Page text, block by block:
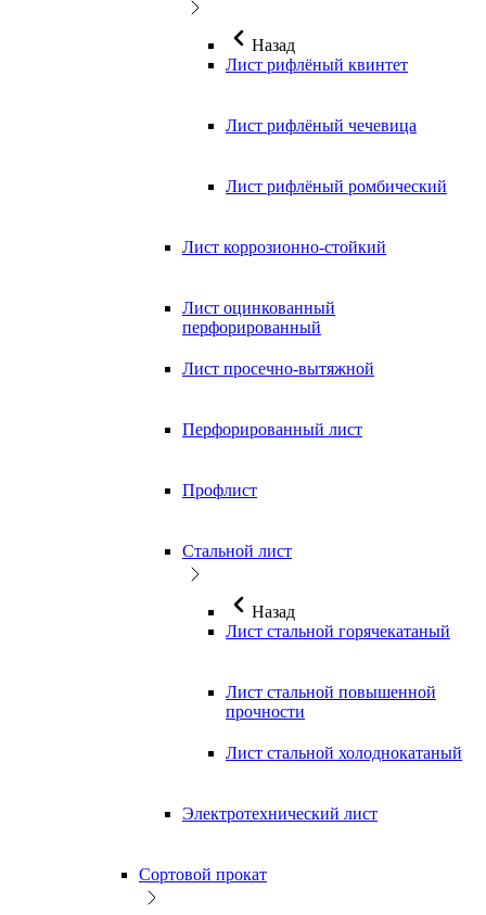
Назад
Лист рифлёный квинтет
Лист рифлёный чечевица
Лист рифлёный ромбический
Лист коррозионно-стойкий
Лист оцинкованный
перфорированный
Лист просечно-вытяжной
Перфорированный лист
Профлист
Стальной лист
Назад
Лист стальной горячекатаный
Лист стальной повышенной
прочности
Лист стальной холоднокатаный
Электротехнический лист
Сортовой прокат